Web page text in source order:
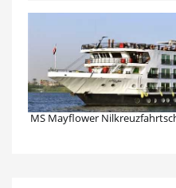
MS Mayflower